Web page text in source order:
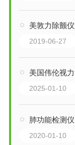
美敦力除颤
2019-06-27
美国伟伦视
2025-01-10
肺功能检测
2020-01-10